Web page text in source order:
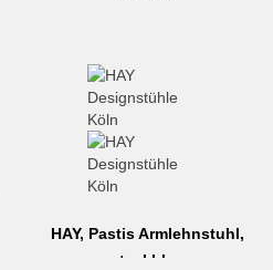
HAY, Pastis Armlehnstuhl,
steel blue